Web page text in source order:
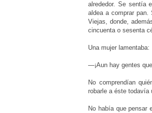
alrededor. Se sentía
aldea a comprar pan.
Viejas, donde,
cincuenta o sesenta
Una mujer lamentaba:
—¡Aun hay gentes
No comprendían
robarle a éste todavía
No había que pensar